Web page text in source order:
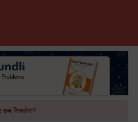
निकलेगा?